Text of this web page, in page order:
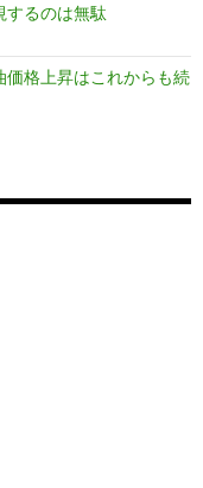
するのは無駄
価格上昇はこれからも続